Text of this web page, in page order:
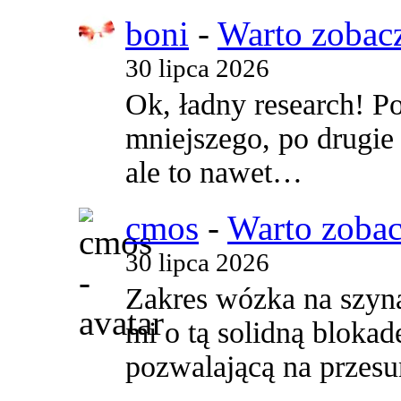
boni - Warto
30 lipca 2026
Ok, ładny research!
mniejszego, po
ale to nawet…
cmos - Warto
30 lipca 2026
Zakres wózka na
mi o tą solidną
pozwalającą na